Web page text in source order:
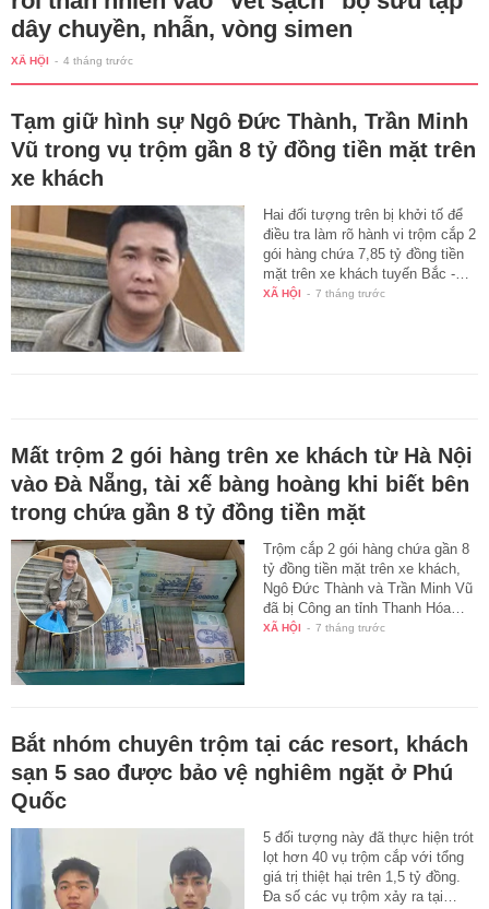
dây chuyền, nhẫn, vòng simen
XÃ HỘI - 4 tháng trước
Tạm giữ hình sự Ngô Đức Thành, Trần Minh
Vũ trong vụ trộm gần 8 tỷ đồng tiền mặt trên
xe khách
Hai đối tượng trên bị khởi tố để
điều tra làm rõ hành vi trộm cắp 2
gói hàng chứa 7,85 tỷ đồng tiền
mặt trên xe khách tuyến Bắc -…
XÃ HỘI - 7 tháng trước
Mất trộm 2 gói hàng trên xe khách từ Hà Nội
vào Đà Nẵng, tài xế bàng hoàng khi biết bên
trong chứa gần 8 tỷ đồng tiền mặt
Trộm cắp 2 gói hàng chứa gần 8
tỷ đồng tiền mặt trên xe khách,
Ngô Đức Thành và Trần Minh Vũ
đã bị Công an tỉnh Thanh Hóa…
XÃ HỘI - 7 tháng trước
Bắt nhóm chuyên trộm tại các resort, khách
sạn 5 sao được bảo vệ nghiêm ngặt ở Phú
Quốc
5 đối tượng này đã thực hiện trót
lọt hơn 40 vụ trộm cắp với tổng
giá trị thiệt hại trên 1,5 tỷ đồng.
Đa số các vụ trộm xảy ra tại…